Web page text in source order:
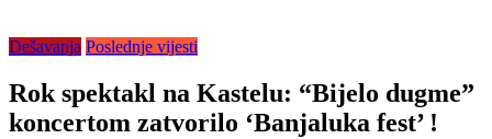
Dešavanja Poslednje vijesti
Rok spektakl na Kastelu: “Bijelo dugme”
koncertom zatvorilo ‘Banjaluka fest’ !